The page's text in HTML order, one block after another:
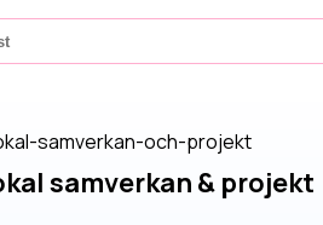
samverkan-och-projekt
samverkan & projekt